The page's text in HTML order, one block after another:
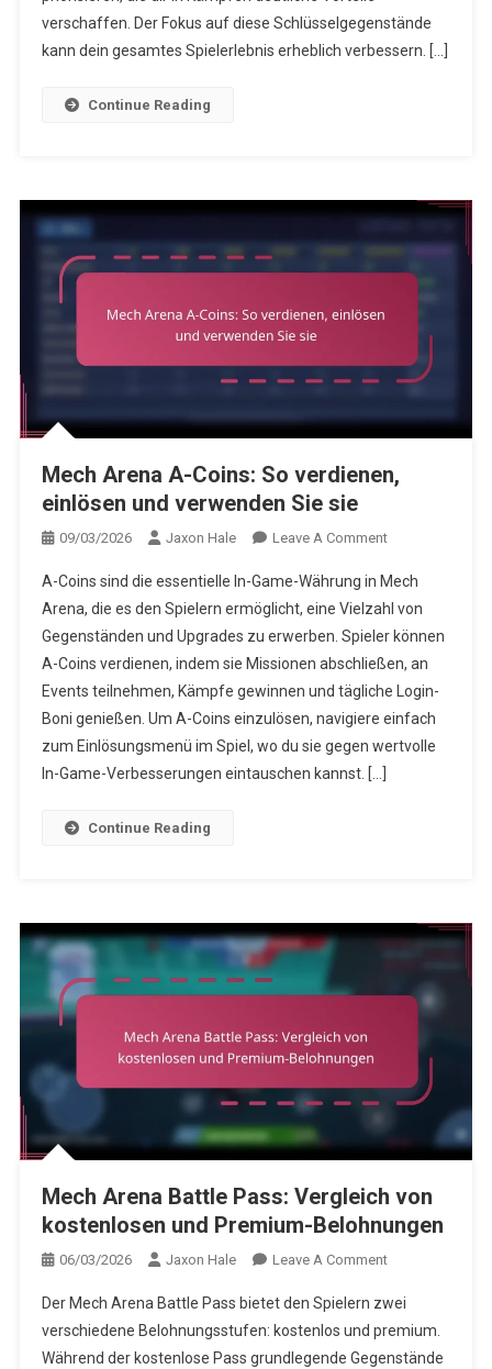
Priorität
verschaffen. Der Fokus auf diese Schlüsselgegenstände
kann dein gesamtes Spielerlebnis erheblich verbessern. […]
Continue Reading
Mech Arena A-Coins: So verdienen,
einlösen und verwenden Sie sie
09/03/2026 Jaxon Hale Leave A CommentOn
Arena
A-
Coins:
So
Verdienen,
Einlösen
Und
A-Coins sind die essentielle In-Game-Währung in Mech
Arena, die es den Spielern ermöglicht, eine Vielzahl von
Gegenständen und Upgrades zu erwerben. Spieler können
A-Coins verdienen, indem sie Missionen abschließen, an
Events teilnehmen, Kämpfe gewinnen und tägliche Login-
Boni genießen. Um A-Coins einzulösen, navigiere einfach
zum Einlösungsmenü im Spiel, wo du sie gegen wertvolle
In-Game-Verbesserungen eintauschen kannst. […]
Continue Reading
Mech Arena Battle Pass: Vergleich von
kostenlosen und Premium-Belohnungen
06/03/2026 Jaxon Hale Leave A CommentOn
Arena
Battle
Pass:
Der Mech Arena Battle Pass bietet den Spielern zwei
verschiedene Belohnungsstufen: kostenlos und premium.
Während der kostenlose Pass grundlegende Gegenstände